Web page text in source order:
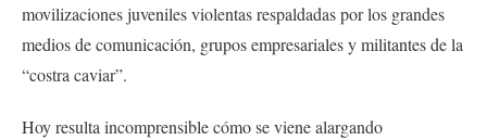
movilizaciones juveniles violentas respaldadas por los grandes
medios de comunicación, grupos empresariales y militantes de la
“costra caviar”.
Hoy resulta incomprensible cómo se viene alargando